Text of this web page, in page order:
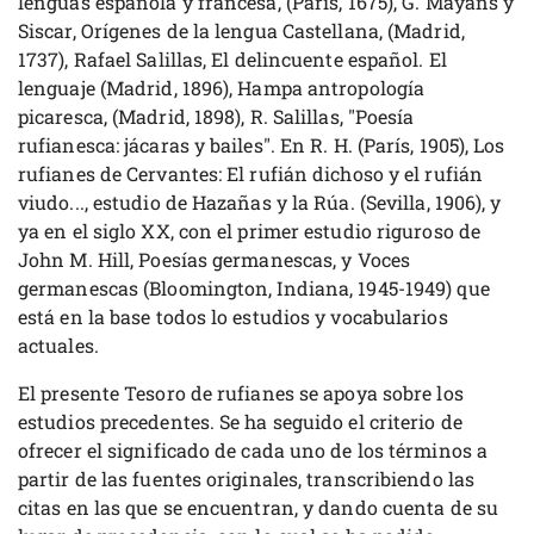
Siscar, Orígenes de la lengua Castellana, (Madrid,
1737), Rafael Salillas, El delincuente español. El
lenguaje (Madrid, 1896), Hampa antropología
picaresca, (Madrid, 1898), R. Salillas, "Poesía
rufianesca: jácaras y bailes". En R. H. (París, 1905), Los
rufianes de Cervantes: El rufián dichoso y el rufián
viudo..., estudio de Hazañas y la Rúa. (Sevilla, 1906), y
ya en el siglo XX, con el primer estudio riguroso de
John M. Hill, Poesías germanescas, y Voces
germanescas (Bloomington, Indiana, 1945-1949) que
está en la base todos lo estudios y vocabularios
actuales.
El presente Tesoro de rufianes se apoya sobre los
estudios precedentes. Se ha seguido el criterio de
ofrecer el significado de cada uno de los términos a
partir de las fuentes originales, transcribiendo las
citas en las que se encuentran, y dando cuenta de su